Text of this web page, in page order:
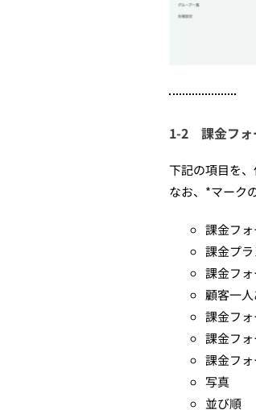
1-2 課金フォ
下記の項目を、
なお、*マーク
課金フ
課金プラ
課金フ
顧客一
課金フ
課金フ
課金フ
写真
並び順